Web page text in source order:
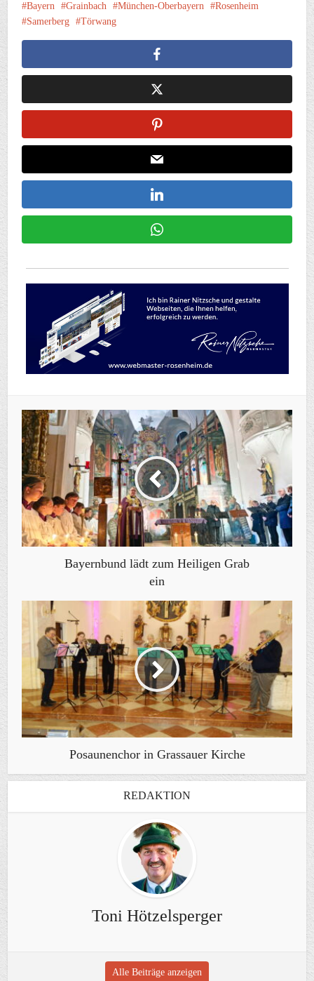
Bayern Grainbach München-Oberbayern
Rosenheim
Samerberg
Törwang
Bayernbund lädt zum Heiligen Grab
ein
Posaunenchor in Grassauer Kirche
REDAKTION
Toni Hötzelsperger
Alle Beiträge anzeigen